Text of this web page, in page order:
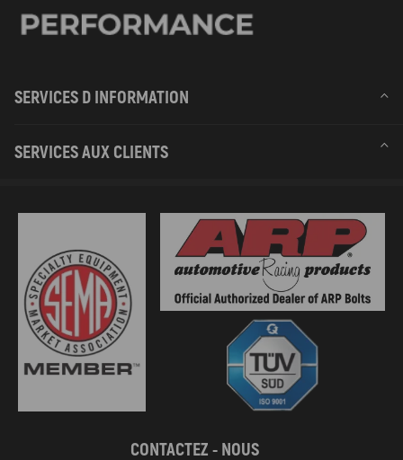
SERVICES D INFORMATION
SERVICES AUX CLIENTS
CONTACTEZ - NOUS